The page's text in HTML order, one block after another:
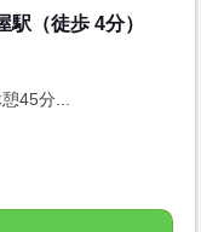
（徒歩 4分）
45分...